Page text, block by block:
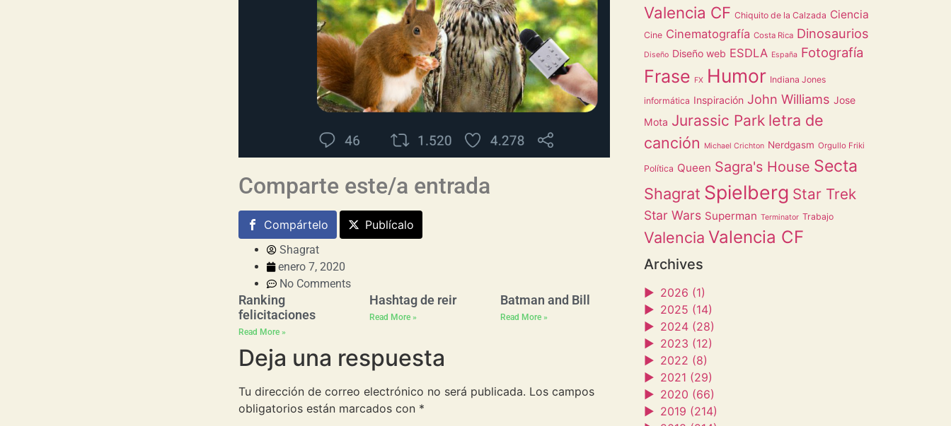
Comparte este/a entrada
Compártelo Publícalo
Shagrat
enero 7, 2020
No Comments
Ranking
felicitaciones
Read More »
Hashtag de reir
Read More »
Batman and Bill
Read More »
Deja una respuesta
Tu dirección de correo electrónico no será publicada. Los campos
obligatorios están marcados con *
Valencia CF Chiquito de la Calzada Ciencia
Cine Cinematografía Costa Rica Dinosaurios
Diseño Diseño web ESDLA España Fotografía
Frase FX Humor Indiana Jones
informática Inspiración John Williams Jose
Mota Jurassic Park letra de
canción
Michael Crichton Nerdgasm Orgullo Friki
Política Queen Sagra's House Secta
Shagrat Spielberg Star Trek
Star Wars Superman Terminator Trabajo
Valencia Valencia CF
Archives
► 2026 (1)
► 2025 (14)
► 2024 (28)
► 2023 (12)
► 2022 (8)
► 2021 (29)
► 2020 (66)
► 2019 (214)